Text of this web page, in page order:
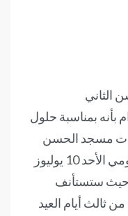
الثاني
بأنه بمناسبة حلول
مسجد الحسن
الثاني بالدارالبيضاء أبوابها و ذلك يومي الأحد 10 يوليوز
11 يوليوز 2022. و حيث ستستأنف
من ثالث أيام العيد